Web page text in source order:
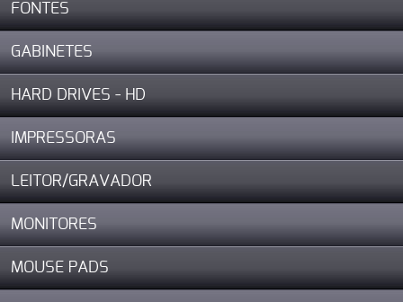
FONTES
GABINETES
HARD DRIVES - HD
IMPRESSORAS
LEITOR/GRAVADOR
MONITORES
MOUSE PADS